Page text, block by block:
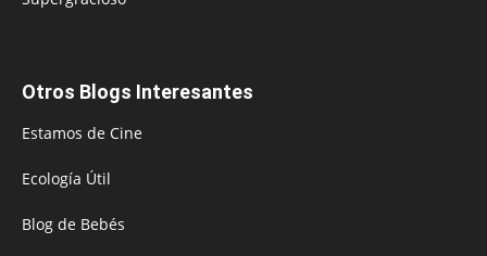
Otros Blogs Interesantes
Estamos de Cine
Ecología Útil
Blog de Bebés